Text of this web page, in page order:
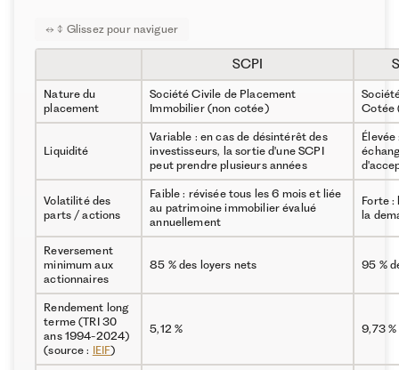
SCPI
Nature du
placement
Société Civile de Placement
Immobilier (non cotée)
Cotée
Liquidité
Variable : en cas de désintérêt des
investisseurs, la sortie d'une SCPI
peut prendre plusieurs années
Volatilité des
parts / actions
Faible : révisée tous les 6 mois et liée
au patrimoine immobilier évalué
annuellement
Forte
la
Reversement
minimum aux
actionnaires
85 % des loyers nets 95 %
Rendement long
terme (TRI 30
ans 1994-2024)
(source : IEIF)
5,12 % 9,73 %